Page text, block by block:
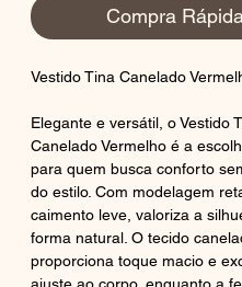
Compra
Vestido Tina Canelado
Elegante e versátil, o Vestido
Canelado Vermelho é a
para quem busca conforto
do estilo. Com modelagem
caimento leve, valoriza a
forma natural. O tecido
proporciona toque macio e